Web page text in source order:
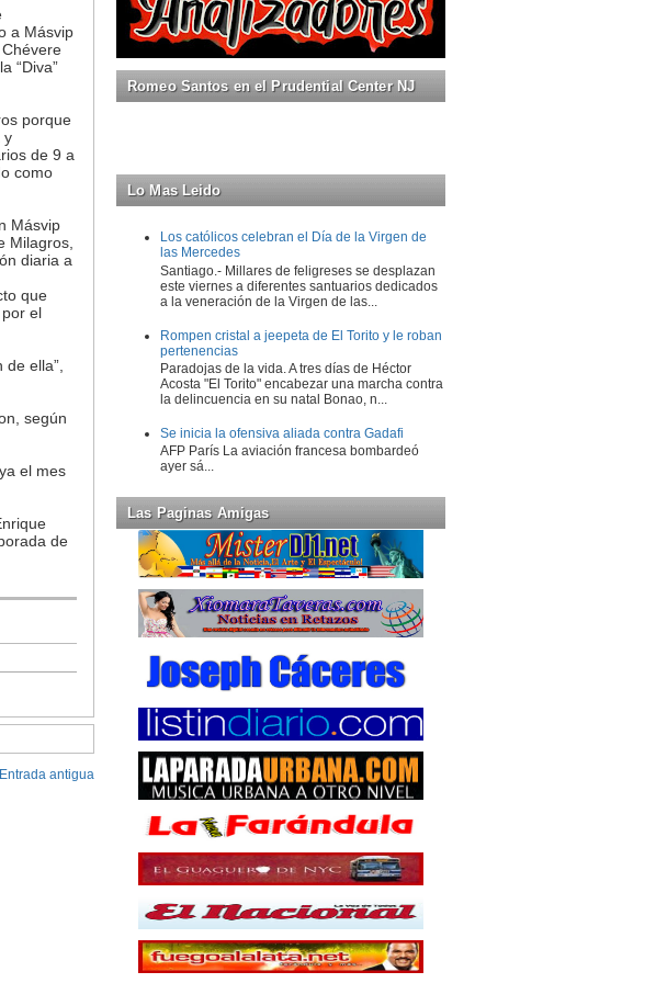
a Másvip
“Diva”
porque
y
de 9 a
como
Másvip
Milagros,
diaria a
que
el
ella”,
según
el mes
de
Entrada antigua
Romeo Santos en el Prudential Center NJ
Lo Mas Leido
Los católicos celebran el Día de la Virgen de
las Mercedes
Santiago.- Millares de feligreses se desplazan
este viernes a diferentes santuarios dedicados
a la veneración de la Virgen de las...
Rompen cristal a jeepeta de El Torito y le roban
pertenencias
Paradojas de la vida. A tres días de Héctor
Acosta "El Torito" encabezar una marcha contra
la delincuencia en su natal Bonao, n...
Se inicia la ofensiva aliada contra Gadafi
AFP París La aviación francesa bombardeó
ayer sá...
Las Paginas Amigas